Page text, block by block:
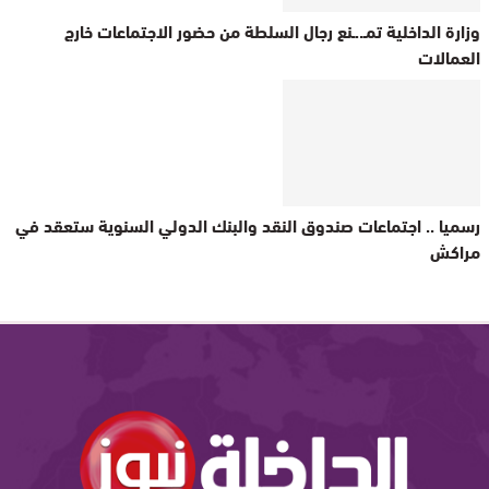
وزارة الداخلية تمـ..ـنع رجال السلطة من حضور الاجتماعات خارج
العمالات
رسميا .. اجتماعات صندوق النقد والبنك الدولي السنوية ستعقد في
مراكش